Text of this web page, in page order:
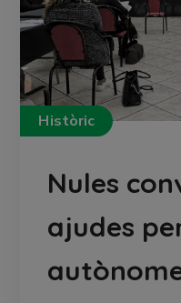
Històric
Nules
ajudes